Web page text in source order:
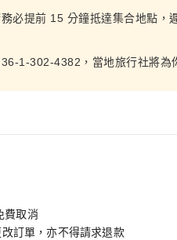
必提前 15 分鐘抵達集合地點，
1-302-4382，當地旅行社將為
費取消
訂單，亦不得請求退款